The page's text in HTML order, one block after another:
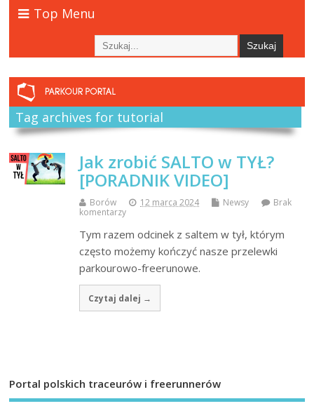
Top Menu
Tag archives for tutorial
Jak zrobić SALTO w TYŁ?
[PORADNIK VIDEO]
Borów 12 marca 2024 Newsy
Brak
komentarzy
Tym razem odcinek z saltem w tył, którym
często możemy kończyć nasze przelewki
parkourowo-freerunowe.
Czytaj dalej →
Portal polskich traceurów i freerunnerów